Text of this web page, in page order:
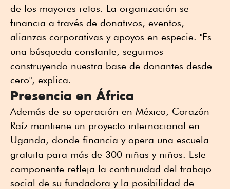
de los mayores retos. La organización se
financia a través de donativos, eventos,
alianzas corporativas y apoyos en especie. "Es
una búsqueda constante, seguimos
construyendo nuestra base de donantes desde
cero", explica.
Presencia en África
Además de su operación en México, Corazón
Raíz mantiene un proyecto internacional en
Uganda, donde financia y opera una escuela
gratuita para más de 300 niñas y niños. Este
componente refleja la continuidad del trabajo
social de su fundadora y la posibilidad de